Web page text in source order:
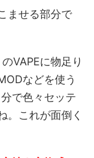
ませる部分で
VAPEに物足り
などを使う
で色々セッテ
。これが面倒く